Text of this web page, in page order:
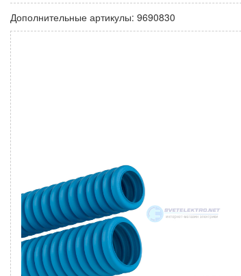
Дополнительные артикулы: 9690830